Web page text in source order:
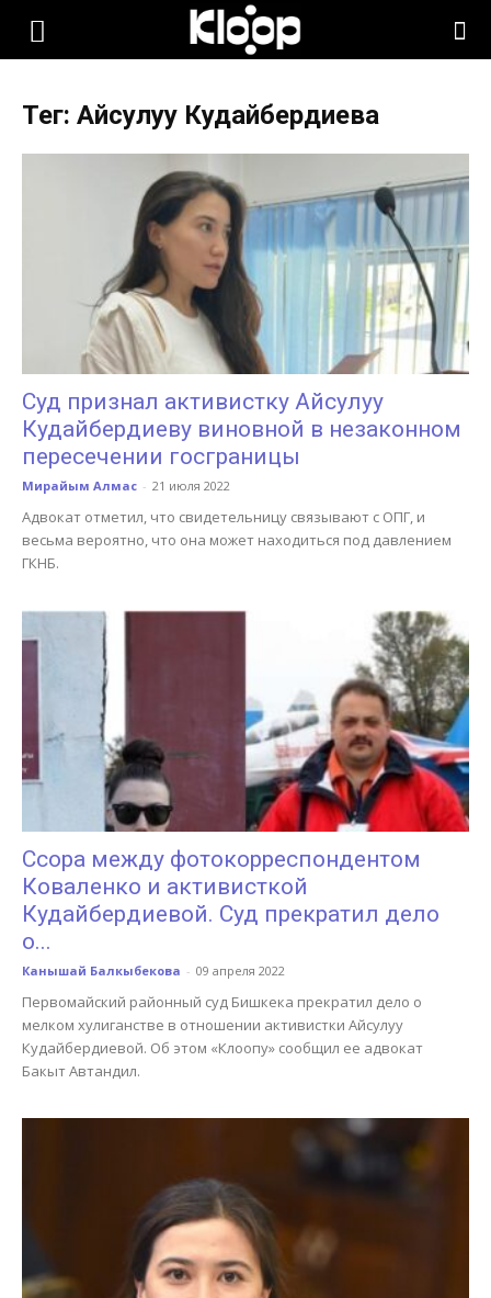
KLOOP.KG
Кыргызстана
Тег: Айсулуу Кудайбердиева
Суд признал активистку Айсулуу
Кудайбердиеву виновной в незаконном
пересечении госграницы
Мирайым Алмас - 21 июля 2022
Адвокат отметил, что свидетельницу связывают с ОПГ, и
весьма вероятно, что она может находиться под давлением
ГКНБ.
Ссора между фотокорреспондентом
Коваленко и активисткой
Кудайбердиевой. Суд прекратил дело
о...
Канышай Балкыбекова - 09 апреля 2022
Первомайский районный суд Бишкека прекратил дело о
мелком хулиганстве в отношении активистки Айсулуу
Кудайбердиевой. Об этом «Клоопу» сообщил ее адвокат
Бакыт Автандил.